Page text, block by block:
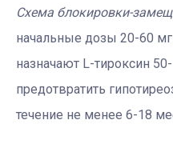
Схема блокировки-
начальные дозы 20-60 мг
назначают L-тироксин
предотвратить
течение не менее 6-18